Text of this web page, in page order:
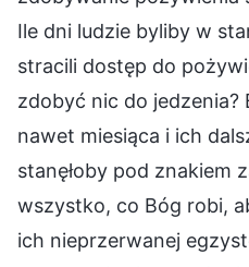
Ile dni ludzie byliby w
stracili dostęp do
zdobyć nic do
nawet miesiąca i ich
stanęłoby pod znakiem
wszystko, co Bóg robi,
ich nieprzerwanej